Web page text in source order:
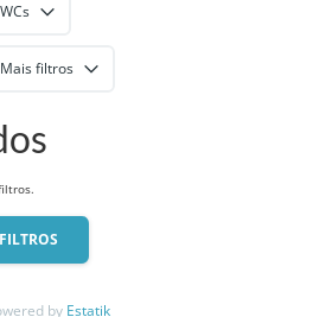
WCs
Mais filtros
by Estatik